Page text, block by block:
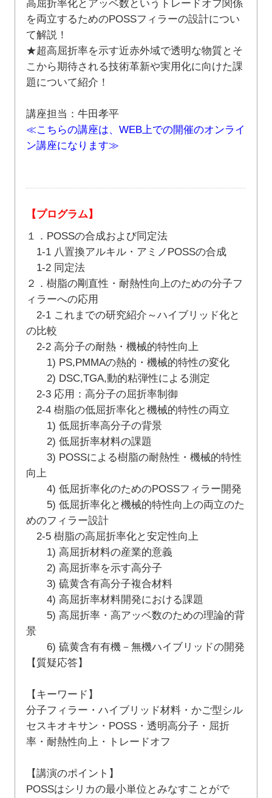
高屈折率化とアッベ数というトレードオフ関係
を両立するためのPOSSフィラーの設計につい
て解説！
★超高屈折率を示す近赤外域で透明な物質とそ
こから期待される技術革新や実用化に向けた課
題について紹介！
講座担当：牛田孝平
≪こちらの講座は、WEB上での開催のオンライ
ン講座になります≫
【プログラム】
１．POSSの合成および同定法
1-1 八置換アルキル・アミノPOSSの合成
1-2 同定法
２．樹脂の剛直性・耐熱性向上のための分子フ
ィラーへの応用
2-1 これまでの研究紹介～ハイブリッド化と
の比較
2-2 高分子の耐熱・機械的特性向上
1) PS,PMMAの熱的・機械的特性の変化
2) DSC,TGA,動的粘弾性による測定
2-3 応用：高分子の屈折率制御
2-4 樹脂の低屈折率化と機械的特性の両立
1) 低屈折率高分子の背景
2) 低屈折率材料の課題
3) POSSによる樹脂の耐熱性・機械的特性
向上
4) 低屈折率化のためのPOSSフィラー開発
5) 低屈折率化と機械的特性向上の両立のた
めのフィラー設計
2-5 樹脂の高屈折率化と安定性向上
1) 高屈折材料の産業的意義
2) 高屈折率を示す高分子
3) 硫黄含有高分子複合材料
4) 高屈折率材料開発における課題
5) 高屈折率・高アッベ数のための理論的背
景
6) 硫黄含有有機－無機ハイブリッドの開発
【質疑応答】
【キーワード】
分子フィラー・ハイブリッド材料・かご型シル
セスキオキサン・POSS・透明高分子・屈折
率・耐熱性向上・トレードオフ
【講演のポイント】
POSSはシリカの最小単位とみなすことがで